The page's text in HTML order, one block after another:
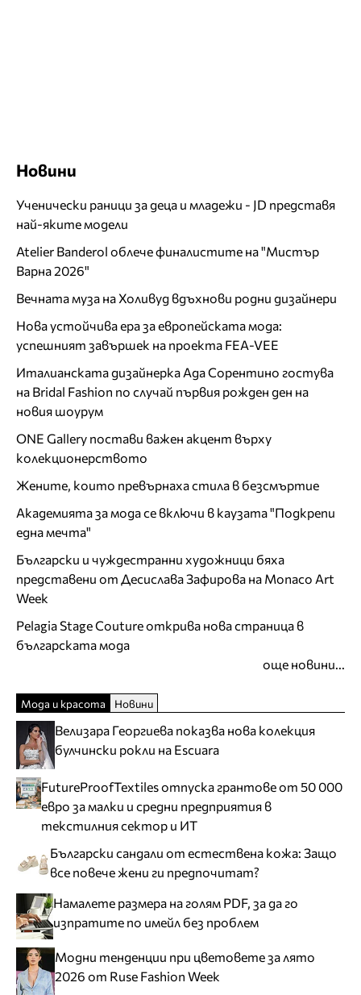
Новини
Ученически раници за деца и младежи - JD представя
най-яките модели
Atelier Banderol облече финалистите на "Мистър
Варна 2026"
Вечната муза на Холивуд вдъхнови родни дизайнери
Нова устойчива ера за европейската мода:
успешният завършек на проекта FEA-VEE
Италианската дизайнерка Ада Сорентино гостува
на Bridal Fashion по случай първия рожден ден на
новия шоурум
ONE Gallery постави важен акцент върху
колекционерството
Жените, които превърнаха стила в безсмъртие
Академията за мода се включи в каузата "Подкрепи
една мечта"
Български и чуждестранни художници бяха
представени от Десислава Зафирова на Monaco Art
Week
Pelagia Stage Couture открива нова страница в
българската мода
още новини...
Мода и красота Новини
Велизара Георгиева показва нова колекция
булчински рокли на Escuara
FutureProofTextiles отпуска грантове от 50 000
евро за малки и средни предприятия в
текстилния сектор и ИТ
Български сандали от естествена кожа: Защо
все повече жени ги предпочитат?
Намалете размера на голям PDF, за да го
изпратите по имейл без проблем
Модни тенденции при цветовете за лято
2026 от Ruse Fashion Week